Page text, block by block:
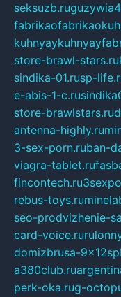
seksuzb.ru
store-brawl-stars.ru
sindika-01.rusp-
e-abis-1-c.ru
store-brawlstars.ru
antenna-highly.ru
3-sex-porn.ruban-
viagra-tablet.ru
fincontech.ru
rebus-toys.ru
seo-prodvizhenie-
card-voice.ru
domizbrusa-
a380club.ru
perk-oka.rug-